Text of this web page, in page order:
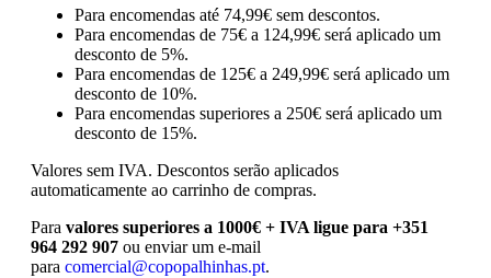
Para encomendas até 74,99€ sem descontos.
Para encomendas de 75€ a 124,99€ será aplicado um
desconto de 5%.
Para encomendas de 125€ a 249,99€ será aplicado um
desconto de 10%.
Para encomendas superiores a 250€ será aplicado um
desconto de 15%.
Valores sem IVA. Descontos serão aplicados
automaticamente ao carrinho de compras.
Para valores superiores a 1000€ + IVA ligue para +351
964 292 907 ou enviar um e-mail
para comercial@copopalhinhas.pt.